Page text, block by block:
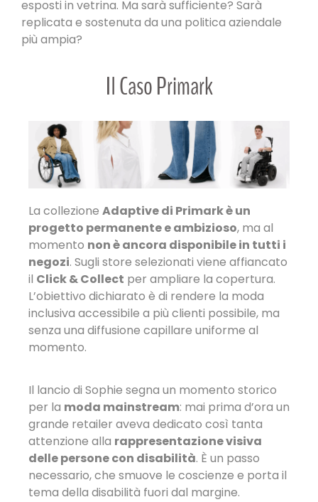
esposti in vetrina. Ma sarà sufficiente? Sarà
replicata e sostenuta da una politica aziendale
più ampia?
Il Caso Primark
La collezione Adaptive di Primark è un
progetto permanente e ambizioso, ma al
momento non è ancora disponibile in tutti i
negozi. Sugli store selezionati viene affiancato
il Click & Collect per ampliare la copertura.
L’obiettivo dichiarato è di rendere la moda
inclusiva accessibile a più clienti possibile, ma
senza una diffusione capillare uniforme al
momento.
Il lancio di Sophie segna un momento storico
per la moda mainstream: mai prima d’ora un
grande retailer aveva dedicato così tanta
attenzione alla rappresentazione visiva
delle persone con disabilità. È un passo
necessario, che smuove le coscienze e porta il
tema della disabilità fuori dal margine.